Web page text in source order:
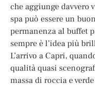
che aggiunge davvero
spa può essere un
permanenza al buffet
sempre è l’idea più
L’arrivo a Capri,
qualità quasi
massa di roccia e